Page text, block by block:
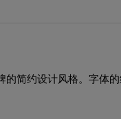
简约设计风格。字体